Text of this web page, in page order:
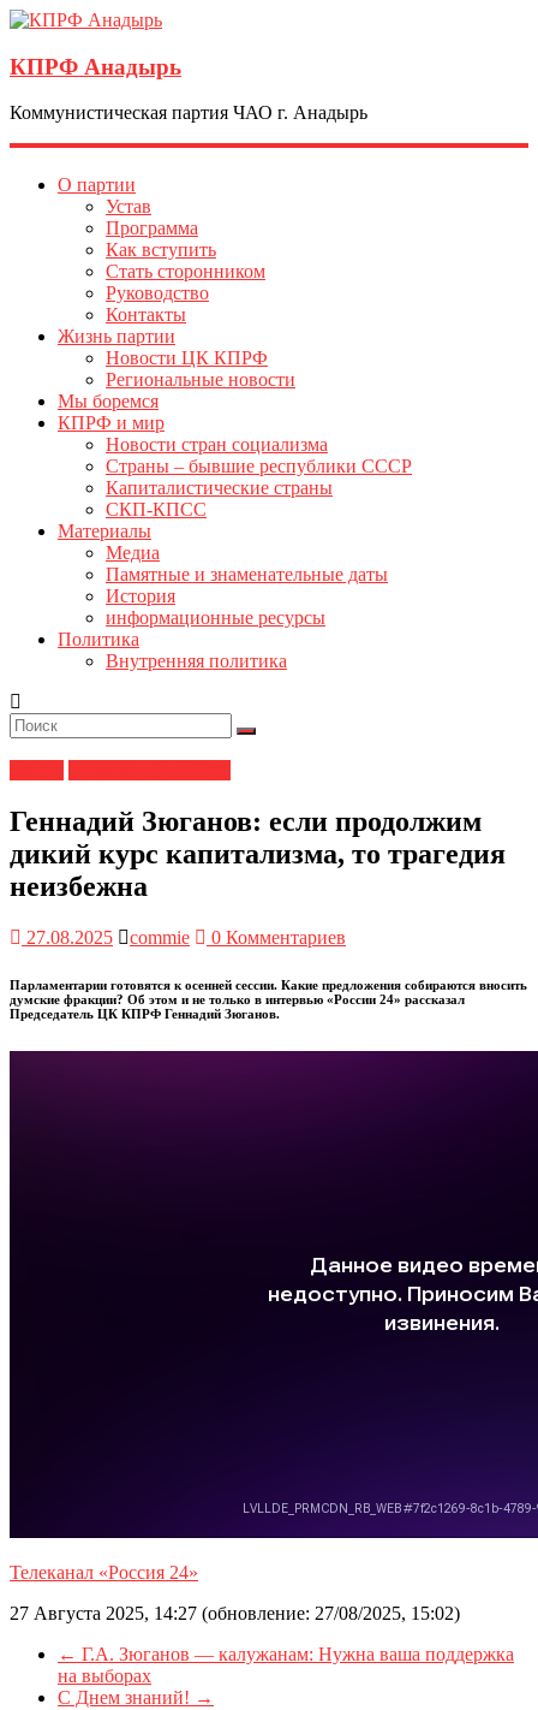
КПРФ Анадырь
Коммунистическая партия ЧАО г. Анадырь
О партии
Устав
Программа
Как вступить
Стать сторонником
Руководство
Контакты
Жизнь партии
Новости ЦК КПРФ
Региональные новости
Мы боремся
КПРФ и мир
Новости стран социализма
Страны – бывшие республики СССР
Капиталистические страны
СКП-КПСС
Материалы
Медиа
Памятные и знаменательные даты
История
информационные ресурсы
Политика
Внутренняя политика
Геннадий Зюганов: если продолжим
дикий курс капитализма, то трагедия
неизбежна
27.08.2025 commie 0 Комментариев
Парламентарии готовятся к осенней сессии. Какие предложения собираются вносить
думские фракции? Об этом и не только в интервью «России 24» рассказал
Председатель ЦК КПРФ Геннадий Зюганов.
Телеканал «Россия 24»
27 Августа 2025, 14:27 (обновление: 27/08/2025, 15:02)
← Г.А. Зюганов — калужанам: Нужна ваша поддержка
на выборах
С Днем знаний! →